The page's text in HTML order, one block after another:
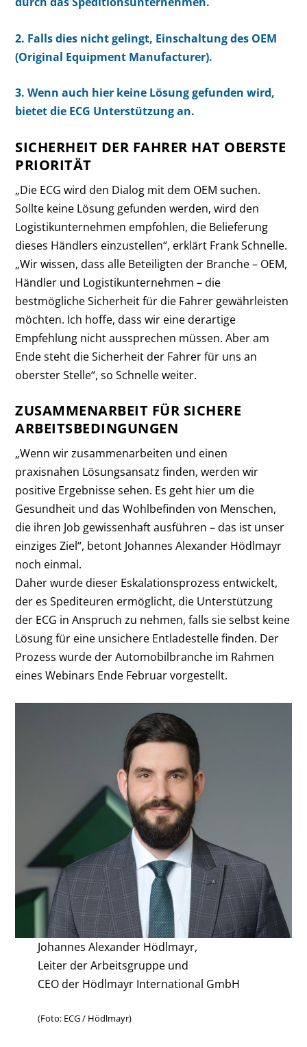
2. Falls dies nicht gelingt, Einschaltung des OEM
(Original Equipment Manufacturer).
3. Wenn auch hier keine Lösung gefunden wird,
bietet die ECG Unterstützung an.
SICHERHEIT DER FAHRER HAT OBERSTE
PRIORITÄT
„Die ECG wird den Dialog mit dem OEM suchen.
Sollte keine Lösung gefunden werden, wird den
Logistikunternehmen empfohlen, die Belieferung
dieses Händlers einzustellen“, erklärt Frank Schnelle.
„Wir wissen, dass alle Beteiligten der Branche – OEM,
Händler und Logistikunternehmen – die
bestmögliche Sicherheit für die Fahrer gewährleisten
möchten. Ich hoffe, dass wir eine derartige
Empfehlung nicht aussprechen müssen. Aber am
Ende steht die Sicherheit der Fahrer für uns an
oberster Stelle“, so Schnelle weiter.
ZUSAMMENARBEIT FÜR SICHERE
ARBEITSBEDINGUNGEN
„Wenn wir zusammenarbeiten und einen
praxisnahen Lösungsansatz finden, werden wir
positive Ergebnisse sehen. Es geht hier um die
Gesundheit und das Wohlbefinden von Menschen,
die ihren Job gewissenhaft ausführen – das ist unser
einziges Ziel“, betont Johannes Alexander Hödlmayr
noch einmal.
Daher wurde dieser Eskalationsprozess entwickelt,
der es Spediteuren ermöglicht, die Unterstützung
der ECG in Anspruch zu nehmen, falls sie selbst keine
Lösung für eine unsichere Entladestelle finden. Der
Prozess wurde der Automobilbranche im Rahmen
eines Webinars Ende Februar vorgestellt.
Johannes Alexander Hödlmayr,
Leiter der Arbeitsgruppe und
CEO der Hödlmayr International GmbH
(Foto: ECG / Hödlmayr)